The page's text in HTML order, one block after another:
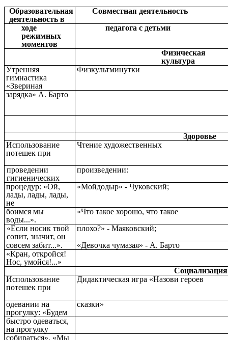
Образовательная
деятельность в
Совместная деятельность
ходе
режимных
моментов
педагога с детьми
Физическая
культура
Утренняя
гимнастика
«Звериная
Физкультминутки
зарядка» А. Барто
Здоровье
Использование
потешек при
Чтение художественных
проведении
гигиенических
произведении:
процедур: «Ой,
лады, лады, лады,
не
«Мойдодыр» - Чуковский;
боимся мы
воды...».
«Что такое хорошо, что такое
«Если носик твой
сопит, значит, он
плохо?» - Маяковский;
совсем забит...».
«Девочка чумазая» - А. Барто
«Кран, откройся!
Нос, умойся!...»
Социализация
Использование
потешек при
Дидактическая игра «Назови героев
одевании на
прогулку: «Будем
сказки»
быстро одеваться,
на прогулку
собираться», «Мы